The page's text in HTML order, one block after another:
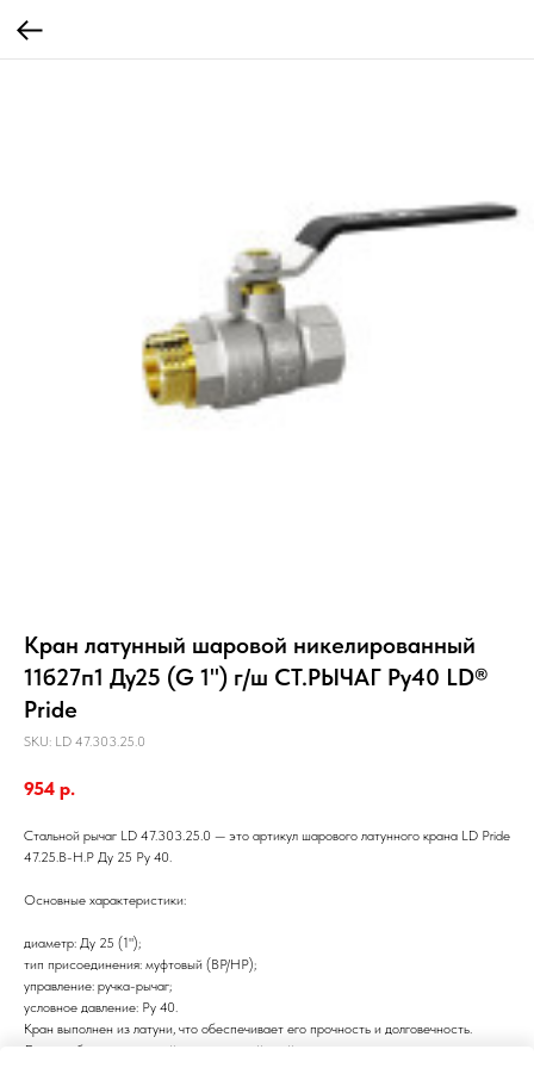
Кран латунный шаровой никелированный
11б27п1 Ду25 (G 1") г/ш СТ.РЫЧАГ Ру40 LD®
Pride
SKU: LD 47.303.25.0
954 р.
Стальной рычаг LD 47.303.25.0 — это артикул шарового латунного крана LD Pride
47.25.В-Н.Р Ду 25 Ру 40.
Основные характеристики:
диаметр: Ду 25 (1");
тип присоединения: муфтовый (ВР/НР);
управление: ручка-рычаг;
условное давление: Ру 40.
Кран выполнен из латуни, что обеспечивает его прочность и долговечность.
Латунь обладает высокой коррозионной стойкостью, что позволяет использовать